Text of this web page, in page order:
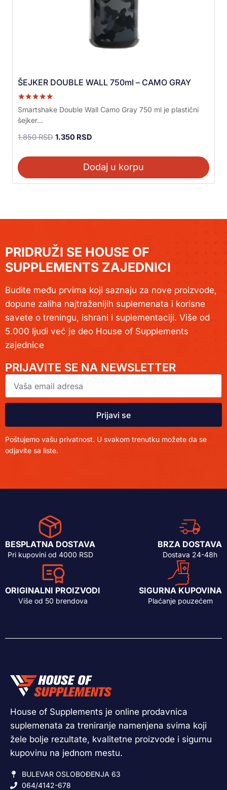
ŠEJKER DOUBLE WALL 750ml – CAMO GRAY
Ocenjeno sa
5.00
od 5
Smartshake Double Wall Camo Gray 750 ml je plastični
šejker...
1.850RSD 1.350 RSD
Dodaj u korpu
PRIDRUŽI SE HOUSE OF
SUPPLEMENTS ZAJEDNICI
Budite među prvima koji saznaju za nove proizvode,
dopune zaliha najtraženijih suplemenata i korisne
savete o treningu, ishrani i suplementaciji. Više od
5.000 ljudi već je deo House of Supplements
zajednice
PRIJAVITE SE NA NEWSLETTER
Prijavi se
Poštujemo vašu privatnost. U svakom trenutku možete da se
odjavite sa liste.
BESPLATNA DOSTAVA
Pri kupovini od 4000 RSD
BRZA DOSTAVA
Dostava 24-48h
ORIGINALNI PROIZVODI
Više od 50 brendova
SIGURNA KUPOVINA
Plaćanje pouzećem
House of Supplements je online prodavnica
suplemenata za treniranje namenjena svima koji
žele bolje rezultate, kvalitetne proizvode i sigurnu
kupovinu na jednom mestu.
BULEVAR OSLOBOĐENJA 63
064/4142-678